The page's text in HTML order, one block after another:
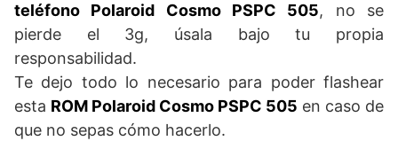
teléfono Polaroid Cosmo PSPC 505, no se
pierde el 3g, úsala bajo tu propia
responsabilidad.
Te dejo todo lo necesario para poder flashear
esta ROM Polaroid Cosmo PSPC 505 en caso de
que no sepas cómo hacerlo.